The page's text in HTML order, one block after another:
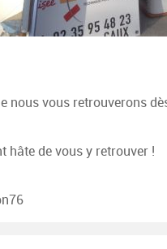
nous vous retrouverons
hâte de vous y retrouver !